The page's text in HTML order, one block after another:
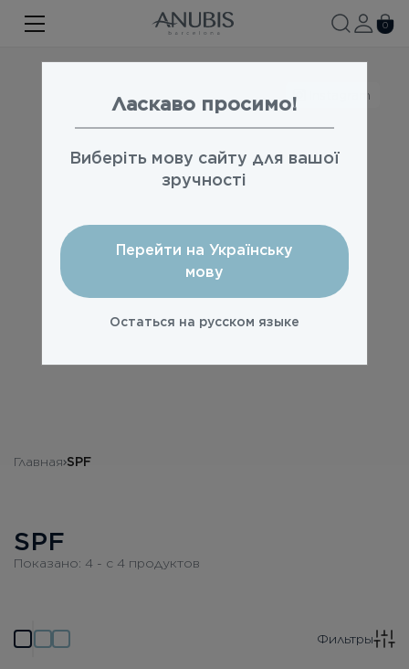
ЛИЦО
БРЕНДИРОВАННАЯ ПРОДУКЦИЯ
Новости
Вход/Регистрация
0
Instagram
Главная SPF
SPF
Показано: 4 - c 4 продуктов
Фильтры
Ласкаво просимо!
Виберіть мову сайту для вашої
зручності
Перейти на Українську
мову
Остаться на русском языке